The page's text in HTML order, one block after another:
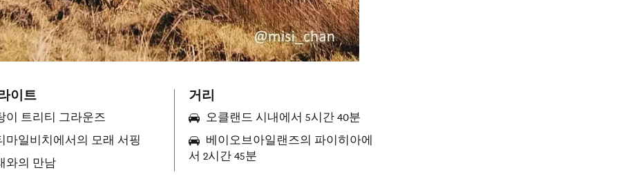
이트
이 트리티 그라운즈
마일비치에서의 모래 서핑
와의 만남
거리
오클랜드 시내에서 5시간 40분
베이오브아일랜즈의 파이히아에
서 2시간 45분